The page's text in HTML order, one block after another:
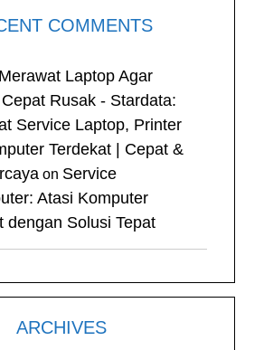
COMMENTS
Laptop Agar
Rusak - Stardata:
Service Laptop, Printer
Terdekat | Cepat &
on Service
Atasi Komputer
dengan Solusi Tepat
ARCHIVES